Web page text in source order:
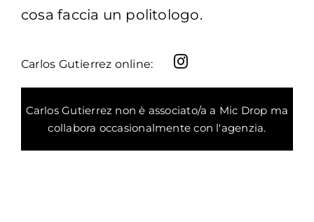
cosa faccia un politologo.
Carlos Gutierrez online:
Carlos Gutierrez non è associato/a a Mic Drop ma
collabora occasionalmente con l'agenzia.